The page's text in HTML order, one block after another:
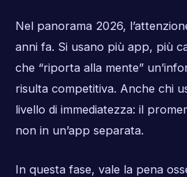
Nel panorama 2026,
anni fa. Si usano più app, più
che “riporta alla mente”
risulta competitiva. Anche chi
livello di immediatezza: il
non in un’app separata.
In questa fase, vale la pena